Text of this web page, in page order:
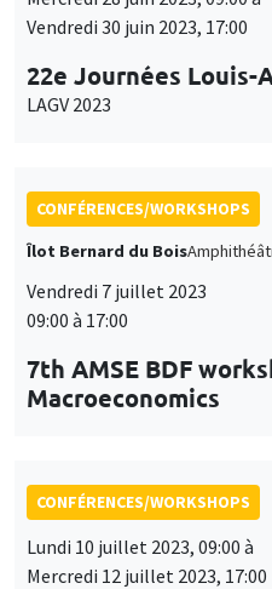
Vendredi 30 juin 2023, 17:00
22e Journées Louis-
LAGV 2023
CONFÉRENCES/WORKSHOPS
Îlot Bernard du Bois
Vendredi 7 juillet 2023
09:00 à 17:00
7th AMSE BDF
Macroeconomics
CONFÉRENCES/WORKSHOPS
Lundi 10 juillet 2023, 09:00 à
Mercredi 12 juillet 2023, 17:00